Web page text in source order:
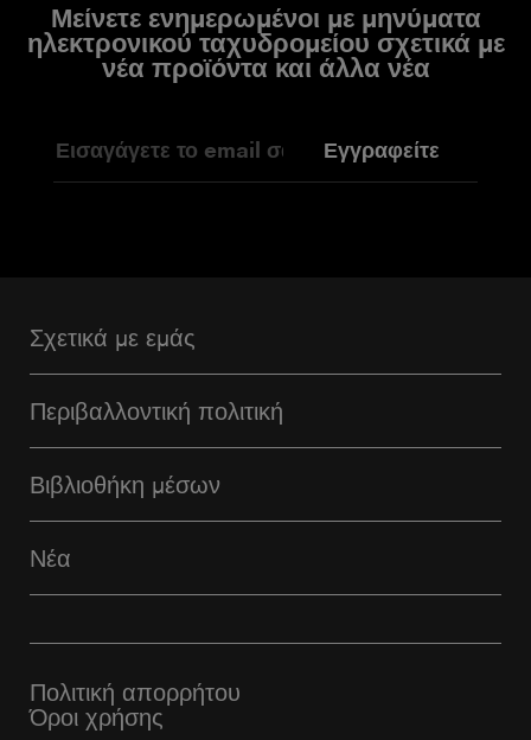
Μείνετε ενημερωμένοι με μηνύματα
ηλεκτρονικού ταχυδρομείου σχετικά με
νέα προϊόντα και άλλα νέα
Εγγραφείτε
Σχετικά με εμάς
Περιβαλλοντική πολιτική
Βιβλιοθήκη μέσων
Νέα
Πολιτική απορρήτου
Όροι χρήσης